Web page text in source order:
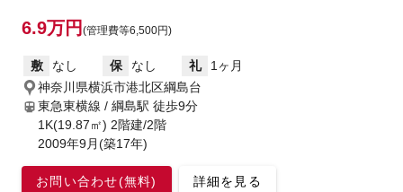
6.9万円 (管理費等6,500円)
敷 なし 保 なし 礼
1ヶ月
神奈川県横浜市港北区綱島台
東急東横線 / 綱島駅 徒歩9分
1K(19.87㎡) 2階建/2階
2009年9月(築17年)
お問い合わせ(無料) 詳細を見る